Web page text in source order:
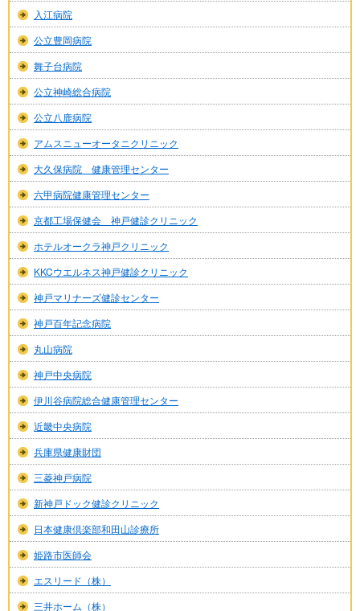
入江病院
公立豊岡病院
舞子台病院
公立神崎総合病院
公立八鹿病院
アムスニューオータニクリニック
大久保病院 健康管理センター
六甲病院健康管理センター
京都工場保健会 神戸健診クリニック
ホテルオークラ神戸クリニック
KKCウエルネス神戸健診クリニック
神戸マリナーズ健診センター
神戸百年記念病院
丸山病院
神戸中央病院
伊川谷病院総合健康管理センター
近畿中央病院
兵庫県健康財団
三菱神戸病院
新神戸ドック健診クリニック
日本健康倶楽部和田山診療所
姫路市医師会
エスリード（株）
三井ホーム（株）